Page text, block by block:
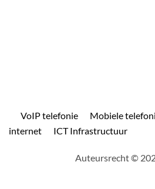
VoIP telefonie Mobiele
internet
ICT Infrastructuur
Auteursrecht ©